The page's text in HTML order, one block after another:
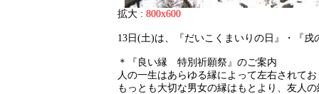
拡大 : 800x600
13日(土)は、『だいこくまいりの日』・『戌
＊『良い縁 特別祈願祭』のご案内
人の一生はあらゆる縁によって左右されて
もっとも大切な男女の縁はもとより、友人